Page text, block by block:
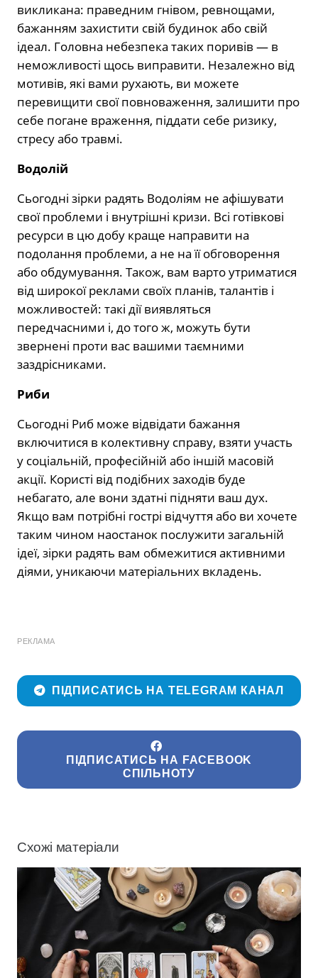
викликана: праведним гнівом, ревнощами,
бажанням захистити свій будинок або свій
ідеал. Головна небезпека таких поривів — в
неможливості щось виправити. Незалежно від
мотивів, які вами рухають, ви можете
перевищити свої повноваження, залишити про
себе погане враження, піддати себе ризику,
стресу або травмі.
Водолій
Сьогодні зірки радять Водоліям не афішувати
свої проблеми і внутрішні кризи. Всі готівкові
ресурси в цю добу краще направити на
подолання проблеми, а не на її обговорення
або обдумування. Також, вам варто утриматися
від широкої реклами своїх планів, талантів і
можливостей: такі дії виявляться
передчасними і, до того ж, можуть бути
звернені проти вас вашими таємними
заздрісниками.
Риби
Сьогодні Риб може відвідати бажання
включитися в колективну справу, взяти участь
у соціальній, професійній або іншій масовій
акції. Користі від подібних заходів буде
небагато, але вони здатні підняти ваш дух.
Якщо вам потрібні гострі відчуття або ви хочете
таким чином наостанок послужити загальній
ідеї, зірки радять вам обмежитися активними
діями, уникаючи матеріальних вкладень.
РЕКЛАМА
ПІДПИСАТИСЬ НА TELEGRAM КАНАЛ
ПІДПИСАТИСЬ НА FACEBOOK
СПІЛЬНОТУ
Схожі матеріали